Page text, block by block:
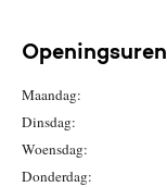
Openingsuren
Maandag:
Dinsdag:
Woensdag:
Donderdag: